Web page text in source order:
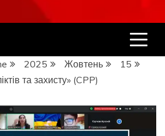
2025 Жовтень
15
та захисту» (CPP)